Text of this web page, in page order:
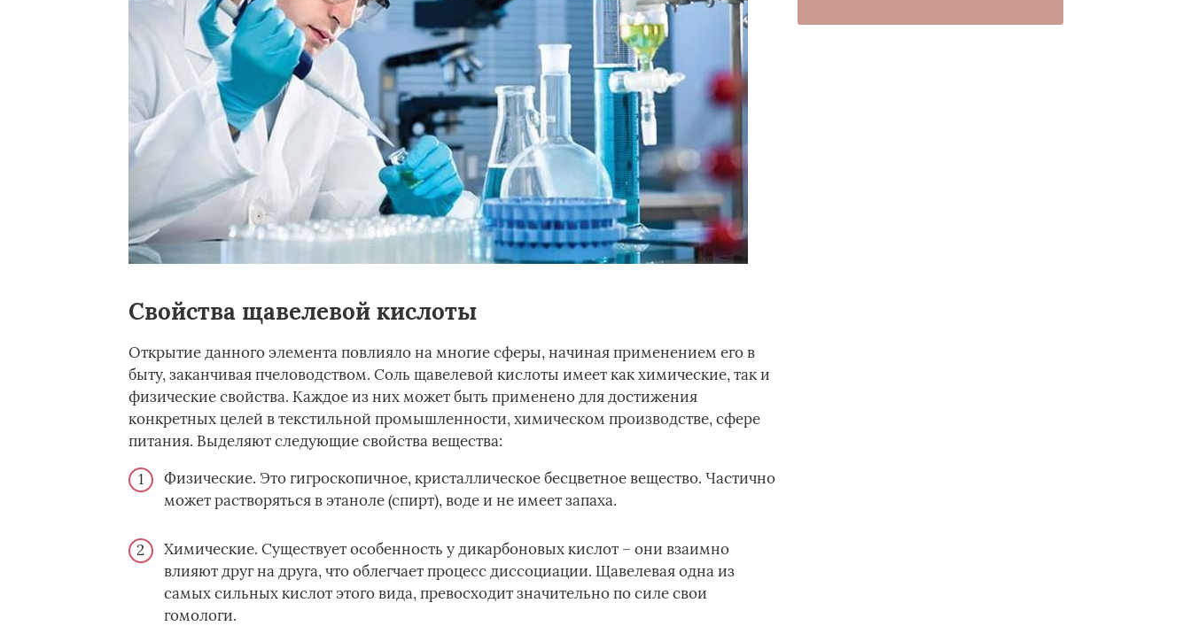
Свойства щавелевой кислоты
Открытие данного элемента повлияло на многие сферы, начиная применением его в
быту, заканчивая пчеловодством. Соль щавелевой кислоты имеет как химические, так и
физические свойства. Каждое из них может быть применено для достижения
конкретных целей в текстильной промышленности, химическом производстве, сфере
питания. Выделяют следующие свойства вещества:
Физические. Это гигроскопичное, кристаллическое бесцветное вещество. Частично
может растворяться в этаноле (спирт), воде и не имеет запаха.
Химические. Существует особенность у дикарбоновых кислот – они взаимно
влияют друг на друга, что облегчает процесс диссоциации. Щавелевая одна из
самых сильных кислот этого вида, превосходит значительно по силе свои
гомологи.